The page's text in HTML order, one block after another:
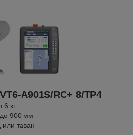
A901S/RC+ 8/TP4
6 кг
900 мм
таван